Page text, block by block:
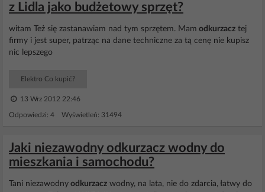
z Lidla jako budżetowy sprzęt?
witam Też się zastanawiam nad tym sprzętem. Mam odkurzacz tej
firmy i jest super, patrząc na dane techniczne za tą cenę nie kupisz
nic lepszego
Elektro Co kupić?
13 Wrz 2012 22:46
Odpowiedzi: 4 Wyświetleń: 31494
Jaki niezawodny odkurzacz wodny do
mieszkania i samochodu?
Tani niezawodny odkurzacz wodny, na lata, nie do zdarcia, łatwy do